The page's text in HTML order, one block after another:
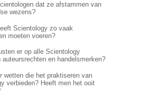
dat ze afstammen van
wezens?
Scientology zo vaak
moeten voeren?
er op alle Scientology
auteursrechten en handelsmerken?
wetten die het praktiseren van
verbieden? Heeft men het ooit